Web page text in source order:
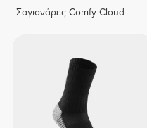
Σαγιονάρες Comfy Cloud